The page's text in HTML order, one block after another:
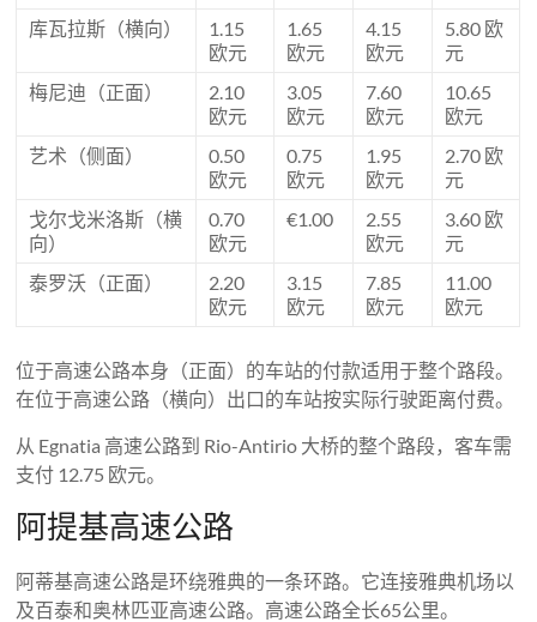
库瓦拉斯（横向）
1.15
欧元
1.65
欧元
4.15
欧元
5.80 欧
元
梅尼迪（正面）
2.10
欧元
3.05
欧元
7.60
欧元
10.65
欧元
艺术（侧面）
0.50
欧元
0.75
欧元
1.95
欧元
2.70 欧
元
戈尔戈米洛斯（横
向）
0.70
欧元
€1.00
2.55
欧元
3.60 欧
元
泰罗沃（正面）
2.20
欧元
3.15
欧元
7.85
欧元
11.00
欧元
位于高速公路本身（正面）的车站的付款适用于整个路段。
在位于高速公路（横向）出口的车站按实际行驶距离付费。
从 Egnatia 高速公路到 Rio-Antirio 大桥的整个路段，客车需
支付 12.75 欧元。
阿提基高速公路
阿蒂基高速公路是环绕雅典的一条环路。它连接雅典机场以
及百泰和奥林匹亚高速公路。高速公路全长65公里。